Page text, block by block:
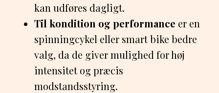
kan udføres dagligt.
Til kondition og performance er en
spinningcykel eller smart bike bedre
valg, da de giver mulighed for høj
intensitet og præcis
modstandsstyring.